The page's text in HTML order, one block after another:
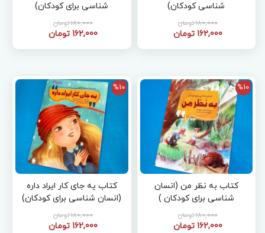
شناسی کودکان)
180,000 تومان
162,000 تومان
شناسی برای کودکان)
180,000 تومان
162,000 تومان
%10
کتاب به نظر من (انسان
شناسی برای کودکان )
180,000 تومان
162,000 تومان
%10
کتاب یه جای کار ایراد داره
(انسان شناسی برای کودکان)
180,000 تومان
162,000 تومان